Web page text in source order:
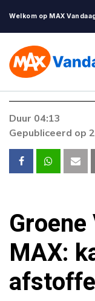
Welkom op MAX
Duur 04:13
Gepubliceerd op
MAX: